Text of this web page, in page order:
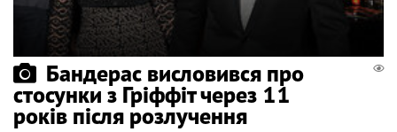
Бандерас висловився про
стосунки з Гріффіт через 11
років після розлучення